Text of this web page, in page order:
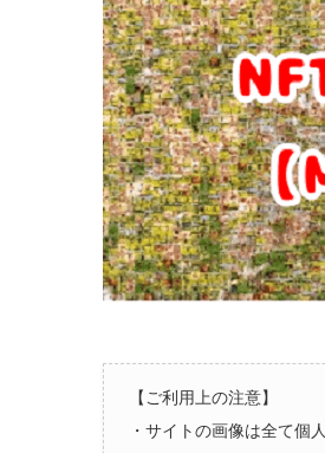
【ご利用上の注意】
・サイトの画像は全て個